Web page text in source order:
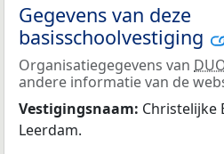
Gegevens van deze
basisschoolvestiging
Organisatiegegevens van
andere informatie van de
Vestigingsnaam: Christelijke
Leerdam.